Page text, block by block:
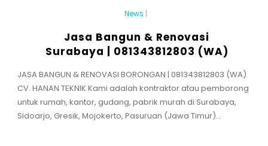
News |
Jasa Bangun & Renovasi
Surabaya | 081343812803 (WA)
JASA BANGUN & RENOVASI BORONGAN | 081343812803 (WA)
CV. HANAN TEKNIK Kami adalah kontraktor atau pemborong
untuk rumah, kantor, gudang, pabrik murah di Surabaya,
Sidoarjo, Gresik, Mojokerto, Pasuruan (Jawa Timur)...